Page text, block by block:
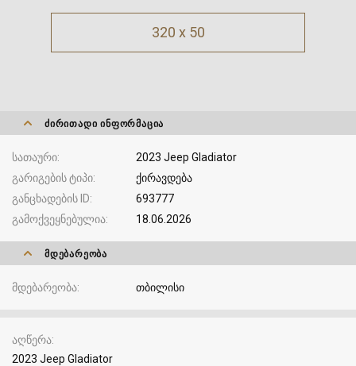
320 x 50
ᲫᲘᲠᲘᲗᲐᲓᲘ ᲘᲜᲤᲝᲠᲛᲐᲪᲘᲐ
სათაური
2023 Jeep Gladiator
გარიგების ტიპი
ქირავდება
განცხადების ID
693777
გამოქვეყნებულია
18.06.2026
ᲛᲓᲔᲑᲐᲠᲔᲝᲑᲐ
მდებარეობა თბილისი
აღწერა
2023 Jeep Gladiator